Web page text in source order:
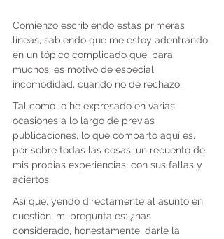
Comienzo escribiendo estas primeras
líneas, sabiendo que me estoy adentrando
en un tópico complicado que, para
muchos, es motivo de especial
incomodidad, cuando no de rechazo.
Tal como lo he expresado en varias
ocasiones a lo largo de previas
publicaciones, lo que comparto aquí es,
por sobre todas las cosas, un recuento de
mis propias experiencias, con sus fallas y
aciertos.
Así que, yendo directamente al asunto en
cuestión, mi pregunta es: ¿has
considerado, honestamente, darle la